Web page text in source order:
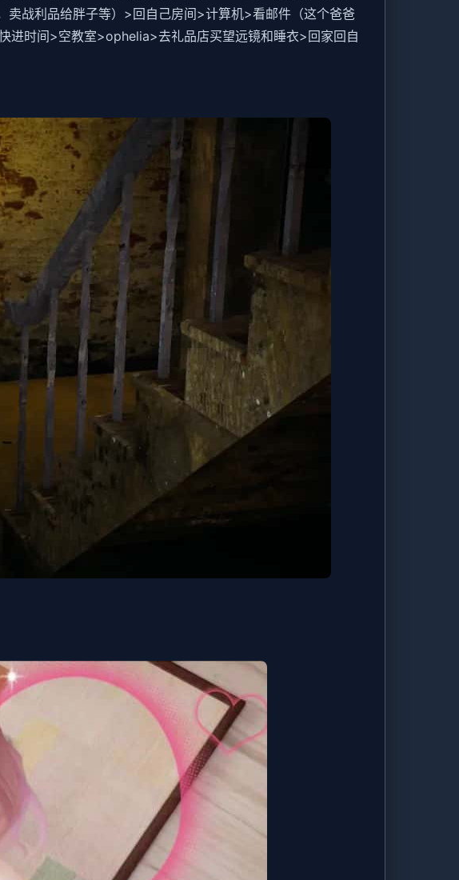
卖战利品给胖子等）>回自己房间>计算机>看邮件（这个爸爸
进时间>空教室>ophelia>去礼品店买望远镜和睡衣>回家回自